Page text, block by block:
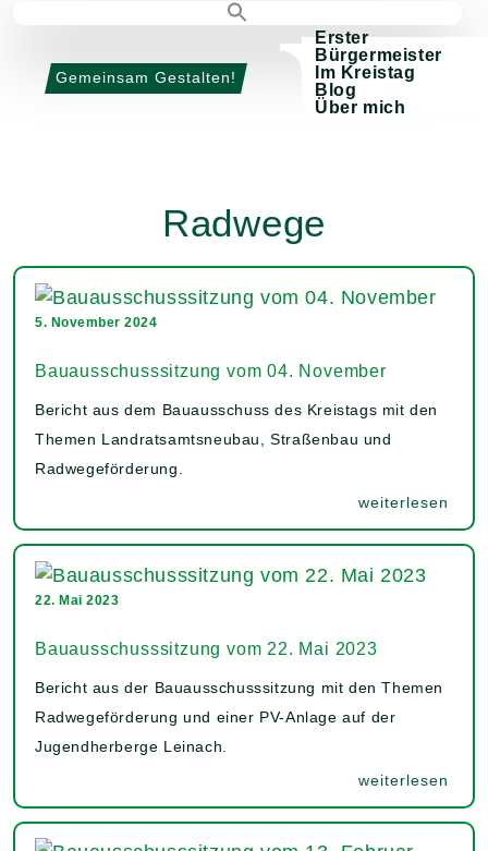
Gemeinsam Gestalten!
Erster
Bürgermeister
Im Kreistag
Blog
Über mich
Radwege
5. November 2024
Bauausschusssitzung vom 04. November
Bericht aus dem Bauausschuss des Kreistags mit den
Themen Landratsamtsneubau, Straßenbau und
Radwegeförderung.
weiterlesen
22. Mai 2023
Bauausschusssitzung vom 22. Mai 2023
Bericht aus der Bauausschusssitzung mit den Themen
Radwegeförderung und einer PV-Anlage auf der
Jugendherberge Leinach.
weiterlesen